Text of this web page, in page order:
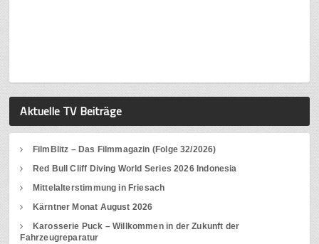
Aktuelle TV Beiträge
FilmBlitz – Das Filmmagazin (Folge 32/2026)
Red Bull Cliff Diving World Series 2026 Indonesia
Mittelalterstimmung in Friesach
Kärntner Monat August 2026
Karosserie Puck – Willkommen in der Zukunft der
Fahrzeugreparatur